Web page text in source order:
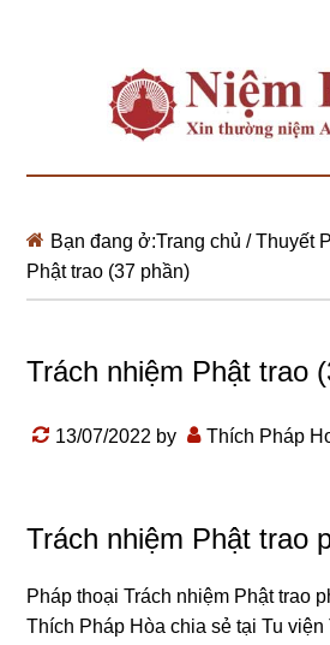
Bạn đang ở:Trang chủ / Thuyết
Phật trao (37 phần)
Trách nhiệm Phật trao
13/07/2022 by Thích Pháp
Trách nhiệm Phật trao
Pháp thoại Trách nhiệm Phật trao
Thích Pháp Hòa chia sẻ tại Tu viện